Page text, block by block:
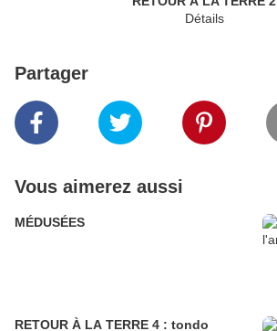
Détails
Partager
Vous aimerez aussi
MÉDUSÉES
RETOUR À LA TERRE 4 : tondo